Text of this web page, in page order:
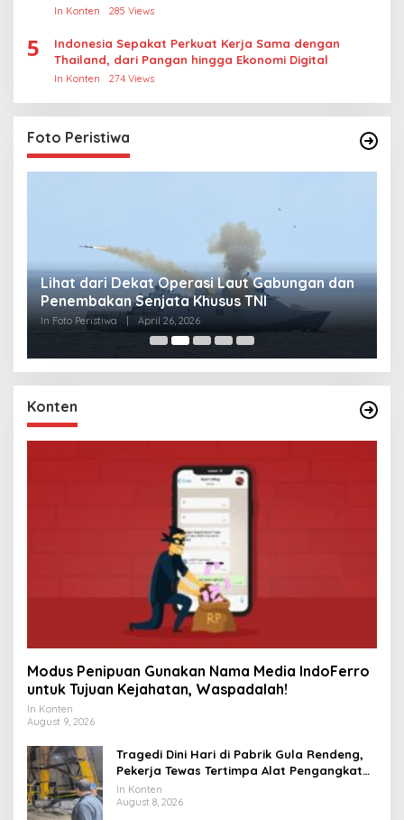
In Konten 285 Views
5
Indonesia Sepakat Perkuat Kerja Sama dengan
Thailand, dari Pangan hingga Ekonomi Digital
In Konten 274 Views
Foto Peristiwa
Lihat dari Dekat Operasi Laut Gabungan dan
Penembakan Senjata Khusus TNI
In Foto Peristiwa | April 26, 2026
Konten
Modus Penipuan Gunakan Nama Media IndoFerro
untuk Tujuan Kejahatan, Waspadalah!
In Konten
August 9, 2026
Tragedi Dini Hari di Pabrik Gula Rendeng,
Pekerja Tewas Tertimpa Alat Pengangkat
Tebu
In Konten
August 8, 2026